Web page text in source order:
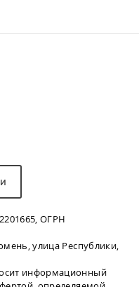
ОГРН
улица Республики,
информационный